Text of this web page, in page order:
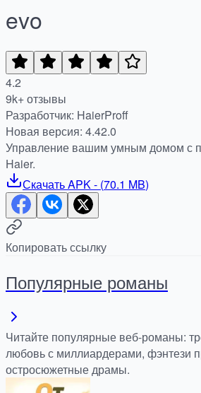
evo
4.2
9k+ отзывы
Разработчик: HaierProff
Новая версия: 4.42.0
Управление вашим умным домом с
Haier.
СкачатьAPK- (70.1 MB)
Копировать ссылку
Популярные романы
Читайте популярные веб-романы:
любовь с миллиардерами, фэнтези
остросюжетные драмы.